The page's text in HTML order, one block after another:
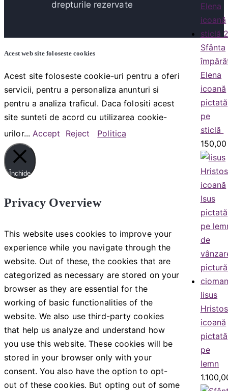
Sfânta
Elena
icoană
pictată
pe
sticlă
Iisus
Hristos
icoană
pictată
pe
lemn
drepturile rezervate
Acest web site foloseste cookies
Acest site foloseste cookie-uri pentru a oferi
servicii, pentru a personaliza anunturi si
pentru a analiza traficul. Daca folositi acest
site sunteti de acord cu utilizarea cookie-
urilor... Accept Reject Politica
Închide
Privacy Overview
This website uses cookies to improve your
experience while you navigate through the
website. Out of these, the cookies that are
categorized as necessary are stored on your
browser as they are essential for the
working of basic functionalities of the
website. We also use third-party cookies
that help us analyze and understand how
you use this website. These cookies will be
stored in your browser only with your
consent. You also have the option to opt-
out of these cookies. But opting out of some